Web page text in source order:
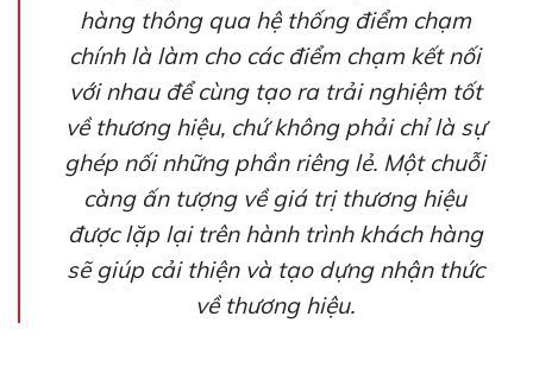
hàng thông qua hệ thống điểm chạm
chính là làm cho các điểm chạm kết nối
với nhau để cùng tạo ra trải nghiệm tốt
về thương hiệu, chứ không phải chỉ là sự
ghép nối những phần riêng lẻ. Một chuỗi
càng ấn tượng về giá trị thương hiệu
được lặp lại trên hành trình khách hàng
sẽ giúp cải thiện và tạo dựng nhận thức
về thương hiệu.